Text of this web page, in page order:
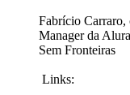
Fabrício
Manager da
Sem Fronteiras
Links: